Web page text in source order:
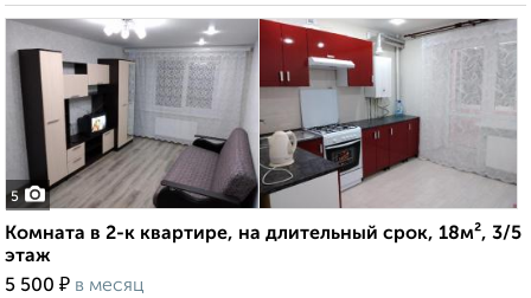
5
Комната в 2-к квартире, на длительный срок, 18м², 3/5
этаж
5 500 ₽ в месяц